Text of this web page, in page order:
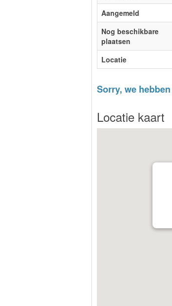
Aangemeld
Nog beschikbare
plaatsen
Locatie
Sorry, we
Locatie kaart